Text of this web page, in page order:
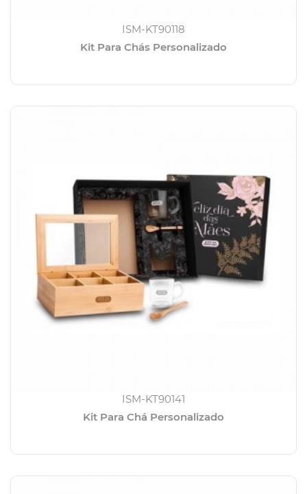
ISM-KT90118
Kit Para Chás Personalizado
ISM-KT90141
Kit Para Chá Personalizado